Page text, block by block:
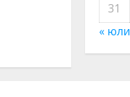
31
« юли